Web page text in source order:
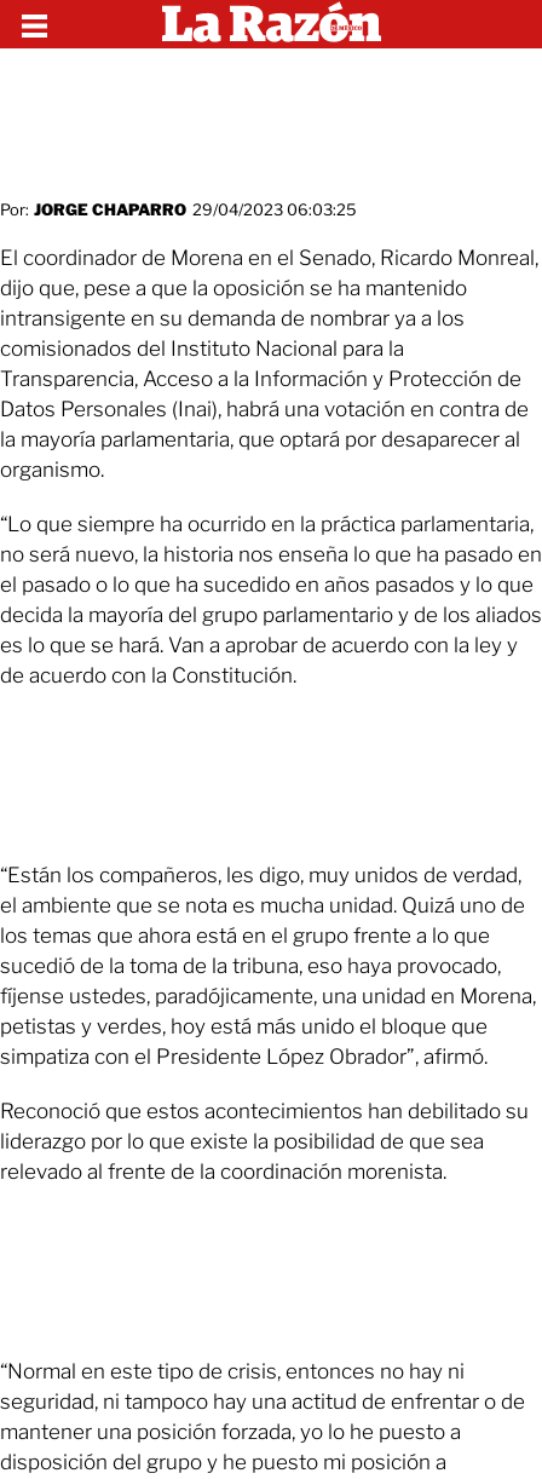
Por: JORGE CHAPARRO 29/04/2023 06:03:25
El coordinador de Morena en el Senado, Ricardo Monreal,
dijo que, pese a que la oposición se ha mantenido
intransigente en su demanda de nombrar ya a los
comisionados del Instituto Nacional para la
Transparencia, Acceso a la Información y Protección de
Datos Personales (Inai), habrá una votación en contra de
la mayoría parlamentaria, que optará por desaparecer al
organismo.
“Lo que siempre ha ocurrido en la práctica parlamentaria,
no será nuevo, la historia nos enseña lo que ha pasado en
el pasado o lo que ha sucedido en años pasados y lo que
decida la mayoría del grupo parlamentario y de los aliados
es lo que se hará. Van a aprobar de acuerdo con la ley y
de acuerdo con la Constitución.
“Están los compañeros, les digo, muy unidos de verdad,
el ambiente que se nota es mucha unidad. Quizá uno de
los temas que ahora está en el grupo frente a lo que
sucedió de la toma de la tribuna, eso haya provocado,
fíjense ustedes, paradójicamente, una unidad en Morena,
petistas y verdes, hoy está más unido el bloque que
simpatiza con el Presidente López Obrador”, afirmó.
Reconoció que estos acontecimientos han debilitado su
liderazgo por lo que existe la posibilidad de que sea
relevado al frente de la coordinación morenista.
“Normal en este tipo de crisis, entonces no hay ni
seguridad, ni tampoco hay una actitud de enfrentar o de
mantener una posición forzada, yo lo he puesto a
disposición del grupo y he puesto mi posición a